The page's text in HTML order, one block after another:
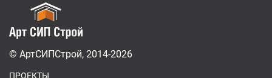
© АртСИПСтрой, 2014-2026
ПРОЕКТЫ